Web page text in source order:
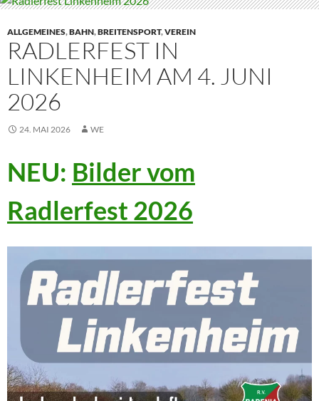
ALLGEMEINES,BAHN,BREITENSPORT,VEREIN
RADLERFEST IN
LINKENHEIM AM 4. JUNI
2026
24. MAI 2026 WE
NEU: Bilder vom
Radlerfest 2026